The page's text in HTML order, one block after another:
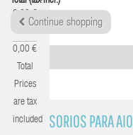
0,00 €
0,00 €
Total
Prices
are tax
included
Continue shopping
Category
ACCESORIOS PARA AIO